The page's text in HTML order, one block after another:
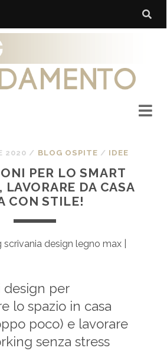
2020 / BLOG OSPITE / IDEE
PER LO SMART
LAVORARE DA CASA
CON STILE!
design per
lo spazio in casa
poco) e lavorare
senza stress